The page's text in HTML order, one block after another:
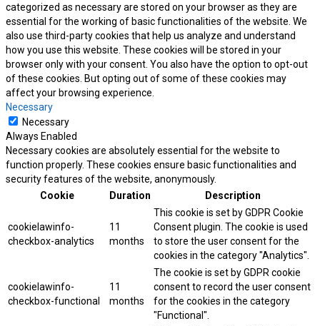
categorized as necessary are stored on your browser as they are
essential for the working of basic functionalities of the website. We
also use third-party cookies that help us analyze and understand
how you use this website. These cookies will be stored in your
browser only with your consent. You also have the option to opt-out
of these cookies. But opting out of some of these cookies may
affect your browsing experience.
Necessary
Necessary
Always Enabled
Necessary cookies are absolutely essential for the website to
function properly. These cookies ensure basic functionalities and
security features of the website, anonymously.
Cookie
Duration Description
cookielawinfo-
checkbox-analytics
11
months
This cookie is set by GDPR Cookie
Consent plugin. The cookie is used
to store the user consent for the
cookies in the category "Analytics".
cookielawinfo-
checkbox-functional
11
months
The cookie is set by GDPR cookie
consent to record the user consent
for the cookies in the category
"Functional".